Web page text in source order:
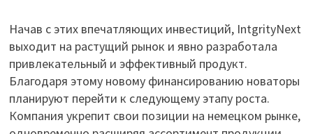
Начав с этих впечатляющих инвестиций, IntgrityNext
выходит на растущий рынок и явно разработала
привлекательный и эффективный продукт.
Благодаря этому новому финансированию новаторы
планируют перейти к следующему этапу роста.
Компания укрепит свои позиции на немецком рынке,